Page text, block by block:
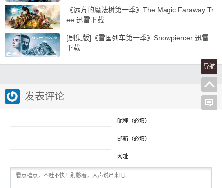
《远方的魔法树第一季》The Magic Faraway Tr
ee 迅雷下载
[剧集版]《雪国列车第一季》Snowpiercer 迅雷
下载
发表评论
昵称（必填）
邮箱（必填）
网址
导航